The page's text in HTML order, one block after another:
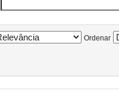
Ordenar